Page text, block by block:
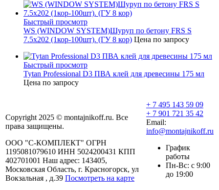
Быстрый просмотр
WS (WINDOW SYSTEM)Шуруп по бетону FRS S
7.5х202 (1кор-100шт). (ГУ 8 кор) Цена по запросу
Быстрый просмотр
Tytan Professional D3 ПВА клей для древесины 175 мл
Цена по запросу
Copyright 2025 © montajnikoff.ru. Все
права защищены.
ООО "С-КОМПЛЕКТ" ОГРН
1195081079610 ИНН 5024200431 КПП
402701001 Наш адрес: 143405,
Московская Область, г. Красногорск, ул
Вокзальная , д.39 Посмотреть на карте
+ 7 495 143 59 09
+ 7 901 721 35 42
Email:
info@montajnikoff.ru
График
работы
Пн-Вс: с 9:00
до 19:00